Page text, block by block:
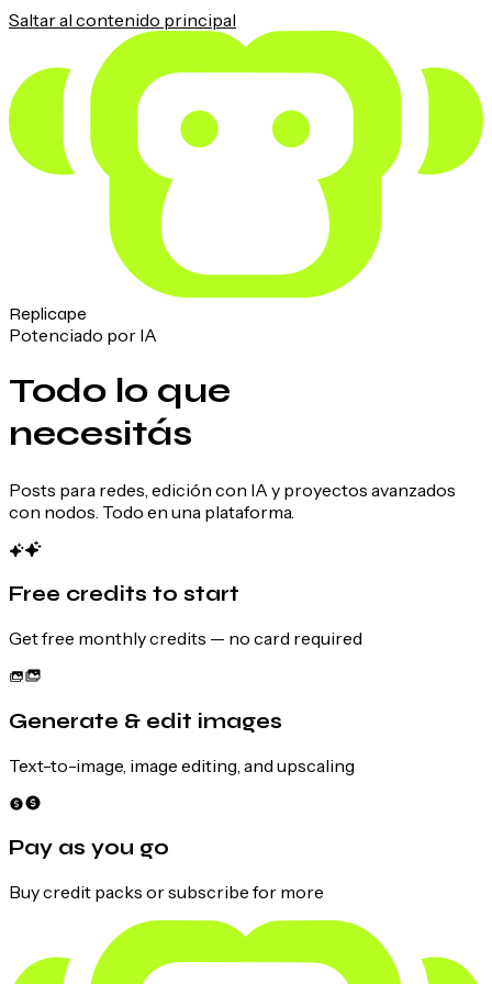
Saltar al contenido principal
Replicape
Potenciado por IA
Todo lo que
necesitás
Posts para redes, edición con IA y proyectos avanzados
con nodos. Todo en una plataforma.
Free credits to start
Get free monthly credits — no card required
Generate & edit images
Text-to-image, image editing, and upscaling
Pay as you go
Buy credit packs or subscribe for more